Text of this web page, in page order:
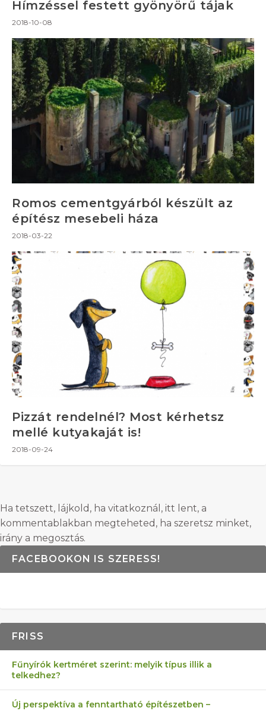
Hímzéssel festett gyönyörű tájak
2018-10-08
Romos cementgyárból készült az
építész mesebeli háza
2018-03-22
Pizzát rendelnél? Most kérhetsz
mellé kutyakaját is!
2018-09-24
Ha tetszett, lájkold, ha vitatkoznál, itt lent, a
kommentablakban megteheted, ha szeretsz minket,
irány a megosztás.
FACEBOOKON IS SZERESS!
FRISS
Fűnyírók kertméret szerint: melyik típus illik a
telkedhez?
Új perspektíva a fenntartható építészetben –